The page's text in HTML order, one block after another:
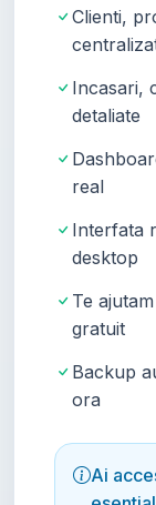
Clienti,
Incasari,
detaliate
real
Interfata
desktop
Te
gratuit
Backup
ora
Ai